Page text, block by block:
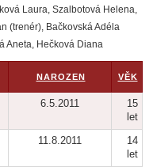
Laura, Szalbotová Helena,
(trenér), Bačkovská Adéla
Aneta, Hečková Diana
NAROZEN VĚK
6.5.2011
15
let
11.8.2011
14
let